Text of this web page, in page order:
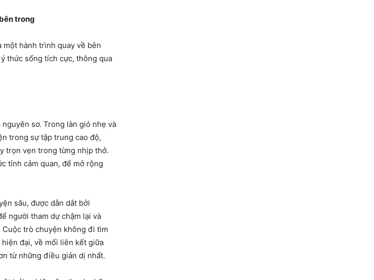
trong
một hành trình quay về bên
thức sống tích cực, thông qua
sơ. Trong làn gió nhẹ và
trong sự tập trung cao độ,
trọn vẹn trong từng nhịp thở.
tỉnh cảm quan, để mở rộng
sâu, được dẫn dắt bởi
người tham dự chậm lại và
Cuộc trò chuyện không đi tìm
đại, về mối liên kết giữa
từ những điều giản dị nhất.